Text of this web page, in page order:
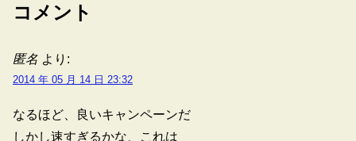
コメント
匿名 より:
2014 年 05 月 14 日 23:32
なるほど、良いキャンペーンだ
しかし速すぎるかな、これは